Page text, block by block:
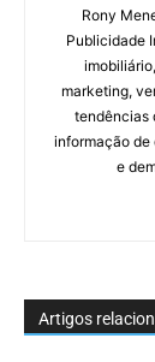
Rony
Publicidade
marketing,
tendências
informação de
e
Artigos